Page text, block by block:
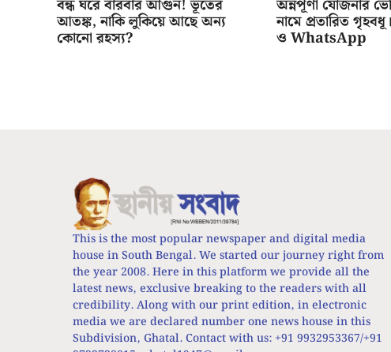
বন্ধ ঘরে বারবার আগুন! ভূতের
আতঙ্ক, নাকি লুকিয়ে আছে অন্য
কোনো রহস্য?
অন্নপূর্ণা যোজনার
নামে প্রতারিত
ও WhatsApp
This is the most popular newspaper and digital media
house in South Bengal. We started our journey right from
the year 2008. Here in this platform we provide all the
latest news, exclusive breaking to the readers with all
credibility. Along with our print edition, in electronic
media we are declared number one news house in this
Subdivision, Ghatal. Contact with us: +91 9932953367/+91